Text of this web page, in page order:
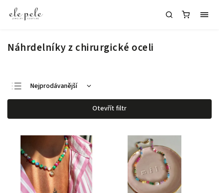
Náhrdelníky z chirurgické oceli
Nejprodávanější
Nejlevnější
Nejdražší
Abecedně
Otevřít filtr